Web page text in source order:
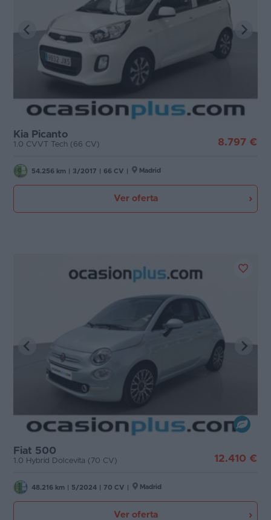
Kia Picanto
1.0 CVVT Tech (66 CV) 8.797 €
54.256 km 3/2017 66 CV Madrid
Ver oferta
Fiat 500
1.0 Hybrid Dolcevita (70 CV) 12.410 €
48.216 km 5/2024 70 CV Madrid
Ver oferta